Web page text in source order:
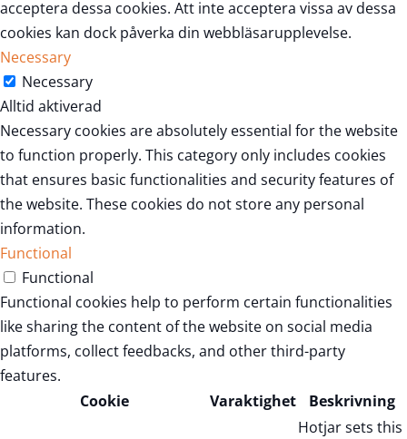
acceptera dessa cookies. Att inte acceptera vissa av dessa
cookies kan dock påverka din webbläsarupplevelse.
Necessary
Necessary
Alltid aktiverad
Necessary cookies are absolutely essential for the website
to function properly. This category only includes cookies
that ensures basic functionalities and security features of
the website. These cookies do not store any personal
information.
Functional
Functional
Functional cookies help to perform certain functionalities
like sharing the content of the website on social media
platforms, collect feedbacks, and other third-party
features.
Cookie
Varaktighet Beskrivning
Hotjar sets this